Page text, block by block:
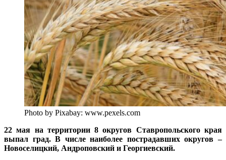
Photo by Pixabay: www.pexels.com
22 мая на территории 8 округов Ставропольского края
выпал град. В числе наиболее пострадавших округов –
Новоселицкий, Андроповский и Георгиевский.